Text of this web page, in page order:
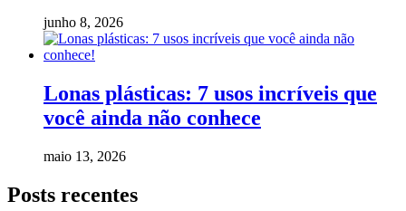
junho 8, 2026
Lonas plásticas: 7 usos incríveis que
você ainda não conhece
maio 13, 2026
Posts recentes